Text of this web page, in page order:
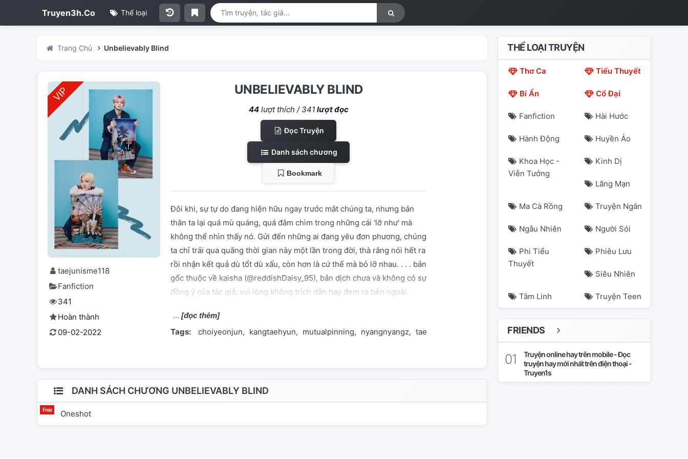
Truyen3h.Co Thể loại
Trang Chủ Unbelievably Blind
taejunisme118
Fanfiction
341
Hoàn thành
09-02-2022
UNBELIEVABLY BLIND
44lượt thích / 341 lượt đọc
Đọc Truyện
Danh sách chương
Bookmark
Đôi khi, sự tự do đang hiện hữu ngay trước mắt chúng ta, nhưng bản
thân ta lại quá mù quáng, quá đắm chìm trong những cái 'lỡ như' mà
không thể nhìn thấy nó. Gửi đến những ai đang yêu đơn phương, chúng
ta chỉ trải qua quãng thời gian này một lần trong đời, thà rằng nói hết ra
rồi nhận kết quả dù tốt dù xấu, còn hơn là cứ thế mà bỏ lỡ nhau. . . . bản
gốc thuộc về kaisha (@reddishDaisy_95), bản dịch chưa và không có sự
đồng ý của tác giả, vui lòng không trích dẫn hay đem ra bên ngoài.
[đọc thêm]
Tags: choiyeonjun kangtaehyun mutualpinning nyangnyangz taejun tomorrowxtogether txt yeonhyun
DANH SÁCH CHƯƠNG UNBELIEVABLY BLIND
Oneshot
THỂ LOẠI TRUYỆN
Thơ Ca Tiểu Thuyết
Bí Ẩn Cổ Đại
Fanfiction Hài Hước
Hành Động Huyền Ảo
Khoa Học -
Viễn Tưởng
Kinh Dị
Lãng Mạn
Ma Cà Rồng Truyện Ngắn
Ngẫu Nhiên Người Sói
Phi Tiểu
Thuyết
Phiêu Lưu
Siêu Nhiên
Tâm Linh Truyện Teen
FRIENDS
Truyện online hay trên mobile - Đọc
truyện hay mới nhất trên điện thoại -
Truyen1s